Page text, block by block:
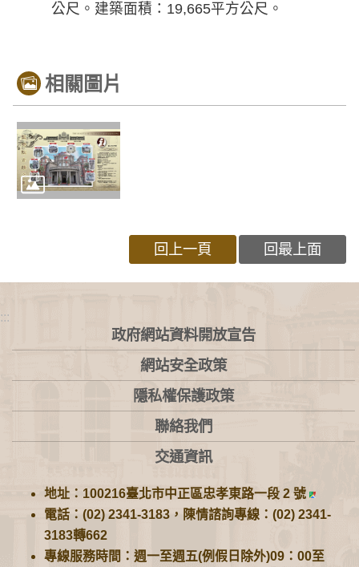
公尺。建築面積：19,665平方公尺。
相關圖片
回上一頁 回最上面
:::
政府網站資料開放宣告
網站安全政策
隱私權保護政策
聯絡我們
交通資訊
地址：100216臺北市中正區忠孝東路一段 2 號
電話：(02) 2341-3183，陳情諮詢專線：(02) 2341-
3183轉662
專線服務時間：週一至週五(例假日除外)09：00至